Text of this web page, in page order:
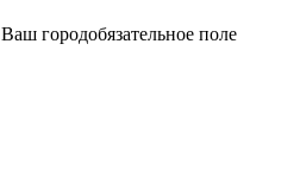
Ваш городобязательное поле